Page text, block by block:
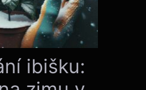
ibišku: